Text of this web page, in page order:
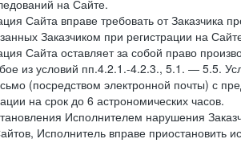
на Сайте.
Сайта вправе требовать от Заказчика
Заказчиком при регистрации на
Сайта оставляет за собой право
из условий пп.4.2.1.-4.2.3., 5.1. — 5.5.
(посредством электронной почты) с
на срок до 6 астрономических часов.
Исполнителем нарушения
Исполнитель вправе приостановить